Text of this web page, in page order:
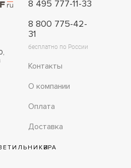
8 495 777-11-33
8 800 775-42-
31
бесплатно по России
Контакты
О компании
Оплата
Доставка
БРА